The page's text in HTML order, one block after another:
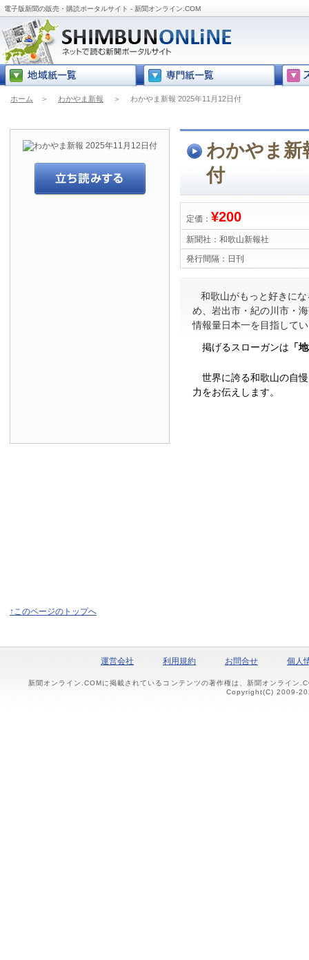
電子版新聞の販売・購読ポータルサイト - 新聞オンライン.COM
ホーム ＞ わかやま新報 ＞ わかやま新報 2025年11月12日付
わかやま新
付
定価： ¥200
新聞社： 和歌山新報社
発行間隔： 日刊
和歌山がもっと好きに
め、岩出市・紀の川市・
情報量日本一を目指して
掲げるスローガンは 「
世界に誇る和歌山の自
力をお伝えします。
↑このページのトップへ
運営会社 利用規約 お問合せ 個人
新聞オンライン.COMに掲載されているコンテンツの著作権は、新聞オンライン
Copyright(C) 2009-